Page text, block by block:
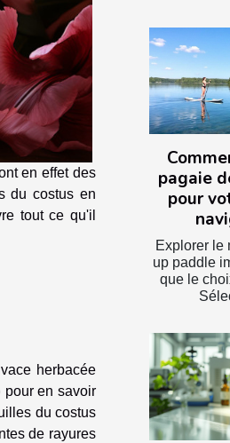
en effet des
du costus en
tout ce qu'il
herbacée
pour en savoir
du costus
de rayures
pagaie
pour
Explorer le
up paddle
que le